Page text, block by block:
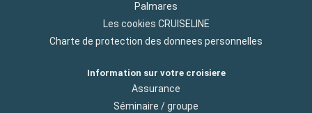
Palmares
Les cookies CRUISELINE
Charte de protection des donnees personnelles
Information sur votre croisiere
Assurance
Séminaire / groupe